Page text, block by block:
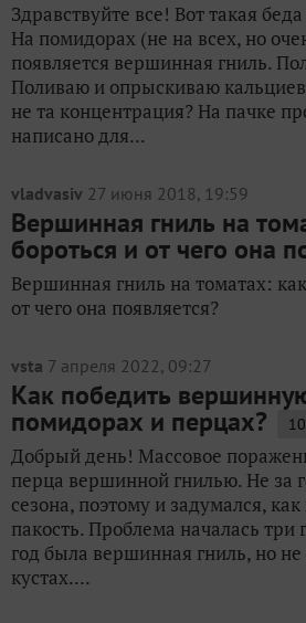
Здравствуйте все! Вот такая
На помидорах (не на всех, но
появляется вершинная гниль.
Поливаю и опрыскиваю
не та концентрация? На пачке
написано для...
vladvasiv 27 июня 2018, 19:59
Вершинная гниль на
бороться и от чего она
Вершинная гниль на томатах:
от чего она появляется?
vsta 7 апреля 2022, 09:27
Как победить
помидорах и перцах? 10
Добрый день! Массовое
перца вершинной гнилью. Не за
сезона, поэтому и задумался,
пакость. Проблема началась
год была вершинная гниль, но
кустах....